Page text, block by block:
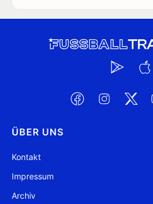
ÜBER UNS
Kontakt
Impressum
Archiv